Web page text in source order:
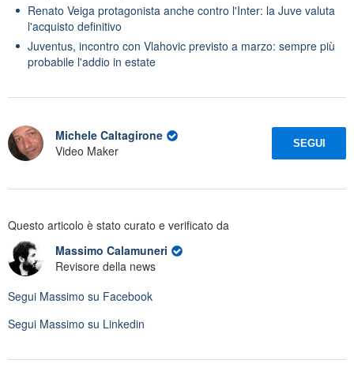
Renato Veiga protagonista anche contro l'Inter: la Juve valuta
l'acquisto definitivo
Juventus, incontro con Vlahovic previsto a marzo: sempre più
probabile l'addio in estate
Michele Caltagirone
Video Maker
SEGUI
Questo articolo è stato curato e verificato da
Massimo Calamuneri
Revisore della news
Segui Massimo su Facebook
Segui Massimo su Linkedin